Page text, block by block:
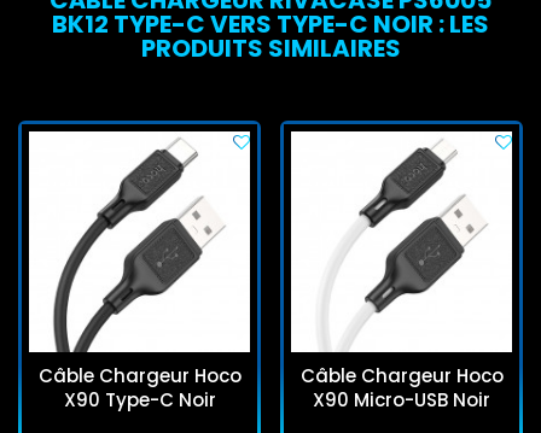
BK12 TYPE-C VERS TYPE-C NOIR : LES
PRODUITS SIMILAIRES
Câble Chargeur Hoco
X90 Type-C Noir
Câble Chargeur Hoco
X90 Micro-USB Noir